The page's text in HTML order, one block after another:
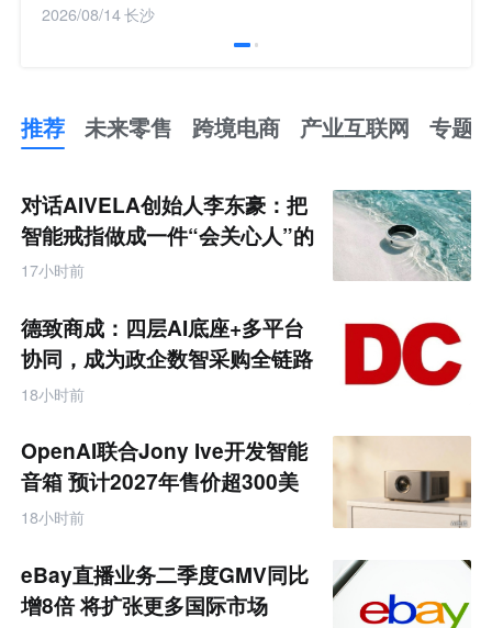
2026/08/14长沙
推荐 未来零售 跨境电商 产业互联网 专题
来
零
售
跨
境
商
产
业
互
联
网
对话AIVELA创始人李东豪：把
智能戒指做成一件“会关心人”的
饰品
17小时前
德致商成：四层AI底座+多平台
协同，成为政企数智采购全链路
服务商
18小时前
OpenAI联合Jony Ive开发智能
音箱 预计2027年售价超300美
元
18小时前
eBay直播业务二季度GMV同比
增8倍 将扩张更多国际市场